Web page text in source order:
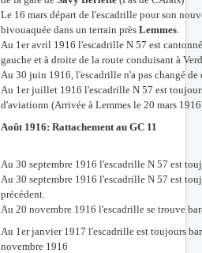
Le 16 mars départ de l'escadrille pour son
bivouaquée dans un terrain près Lemmes
Au 1er avril 1916 l'escadrille N 57 est
gauche et à droite de la route conduisant à
Au 30 juin 1916, l'escadrille n'a pas changé de
Au 1er juillet 1916 l'escadrille N 57 est
d'aviationn (Arrivée à Lemmes le 20 mars
Août 1916: Rattachement au GC 11
Au 30 septembre 1916 l'escadrille N 57 est
Au 30 septembre 1916 l'escadrille N 57 est
précédent.
Au 20 novembre 1916 l'escadrille se trouve
Au 1er janvier 1917 l'escadrille est toujours
novembre 1916